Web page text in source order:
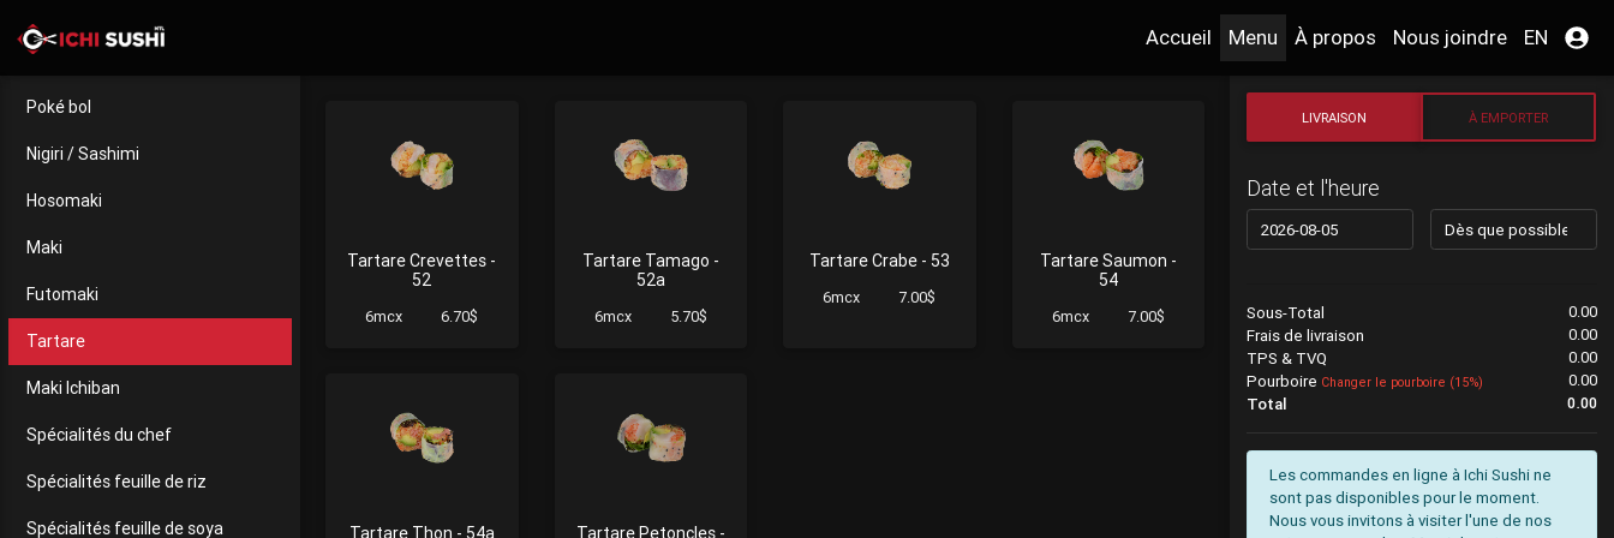
Accueil Menu À propos Nous joindre EN
Poké bol
Nigiri / Sashimi
Hosomaki
Maki
Futomaki
Tartare
Maki Ichiban
Spécialités du chef
Spécialités feuille de riz
Spécialités feuille de soya
Tartare Crevettes -
52
6mcx 6.70$
Tartare Tamago -
52a
6mcx 5.70$
Tartare Crabe - 53
6mcx 7.00$
Tartare Saumon -
54
6mcx 7.00$
Tartare Thon - 54a
Tartare Petoncles -
LIVRAISON À EMPORTER
Date et l'heure
Sous-Total
0.00
Frais de livraison
0.00
TPS & TVQ
0.00
Pourboire Changer le pourboire (15%)
0.00
Total
0.00
Les commandes en ligne à Ichi Sushi ne
sont pas disponibles pour le moment.
Nous vous invitons à visiter l'une de nos